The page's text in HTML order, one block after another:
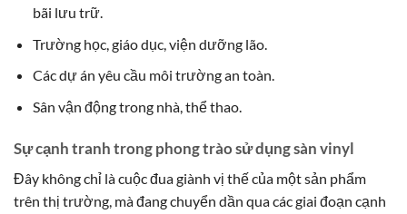
bãi lưu trữ.
Trường học, giáo dục, viện dưỡng lão.
Các dự án yêu cầu môi trường an toàn.
Sân vận động trong nhà, thể thao.
Sự cạnh tranh trong phong trào sử dụng sàn vinyl
Đây không chỉ là cuộc đua giành vị thế của một sản phẩm
trên thị trường, mà đang chuyển dần qua các giai đoạn cạnh